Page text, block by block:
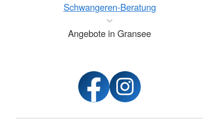
Schwangeren-Beratung
Angebote in Gransee